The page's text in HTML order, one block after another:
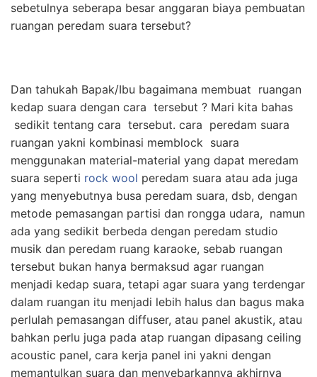
sebetulnya seberapa besar anggaran biaya pembuatan
ruangan peredam suara tersebut?
Dan tahukah Bapak/Ibu bagaimana membuat ruangan
kedap suara dengan cara tersebut ? Mari kita bahas
sedikit tentang cara tersebut. cara peredam suara
ruangan yakni kombinasi memblock suara
menggunakan material-material yang dapat meredam
suara seperti rock wool peredam suara atau ada juga
yang menyebutnya busa peredam suara, dsb, dengan
metode pemasangan partisi dan rongga udara, namun
ada yang sedikit berbeda dengan peredam studio
musik dan peredam ruang karaoke, sebab ruangan
tersebut bukan hanya bermaksud agar ruangan
menjadi kedap suara, tetapi agar suara yang terdengar
dalam ruangan itu menjadi lebih halus dan bagus maka
perlulah pemasangan diffuser, atau panel akustik, atau
bahkan perlu juga pada atap ruangan dipasang ceiling
acoustic panel, cara kerja panel ini yakni dengan
memantulkan suara dan menyebarkannya akhirnya